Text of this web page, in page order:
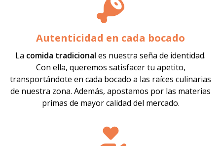
Autenticidad en cada bocado
La comida tradicional es nuestra seña de identidad.
Con ella, queremos satisfacer tu apetito,
transportándote en cada bocado a las raíces culinarias
de nuestra zona. Además, apostamos por las materias
primas de mayor calidad del mercado.